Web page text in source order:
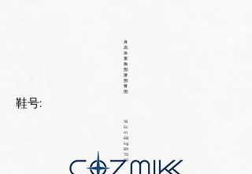
身
高:
体
重:
胸
围:
腰
围:
臀
围:
鞋号:
18
5c
m
68
kg
89
70
90